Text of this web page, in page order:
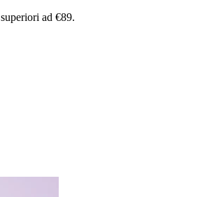
superiori ad €89.